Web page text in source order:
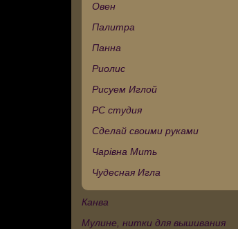
Овен
Палитра
Панна
Риолис
Рисуем Иглой
РС студия
Сделай своими руками
Чарівна Мить
Чудесная Игла
Канва
Мулине, нитки для вышивания